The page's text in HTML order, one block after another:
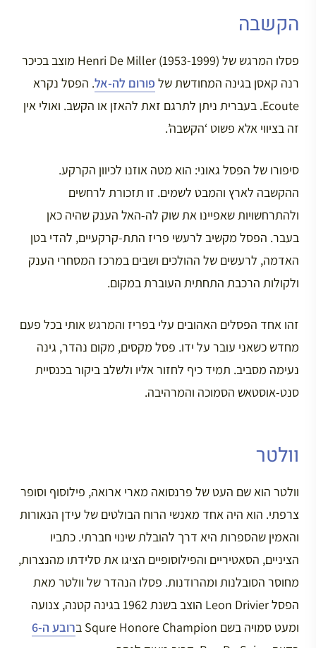
הקשבה
פסלו המרגש של Henri De Miller (1953-1999) מוצב בכיכר
רנה קאסן בגינה המחודשת של פורום לה-אל. הפסל נקרא
Ecoute. בעברית ניתן לתרגם זאת להאזן או הקשב. ואולי אין
זה בציווי אלא פשוט ‘הקשבה’.
סיפורו של הפסל גאוני: הוא מטה אוזנו לכיוון הקרקע.
ההקשבה לארץ והמבט לשמים. זו תזכורת לרחשים
ולהתרחשויות שאפיינו את שוק לה-האל הענק שהיה כאן
בעבר. הפסל מקשיב לרעשי פריז התת-קרקעיים, להדי בטן
האדמה, לרעשים של ההולכים ושבים במרכז המסחרי הענק
ולקולות הרכבת התחתית העוברת במקום.
זהו אחד הפסלים האהובים עלי בפריז והמרגש אותי בכל פעם
מחדש כשאני עובר על ידו. פסל מקסים, מקום נהדר, גינה
נעימה מסביב. תמיד כיף לחזור אליו ולשלב ביקור בכנסיית
סנט-אוסטאש הסמוכה והמרהיבה.
וולטר
וולטר הוא שם העט של פרנסואה מארי ארואה, פילוסוף וסופר
צרפתי. הוא היה אחד מאנשי הרוח הבולטים של עידן הנאורות
והאמין שהספרות היא דרך להובלת שינוי חברתי. כתביו
הציניים, הסאטיריים והפילוסופיים הציגו את סלידתו מהנצרות,
מחוסר הסובלנות ומהרודנות. פסלו הנהדר של וולטר מאת
הפסל Leon Drivier הוצב בשנת 1962 בגינה קטנה, צנועה
ומעט סמויה בשם Squre Honore Champion ב
רובע ה-6